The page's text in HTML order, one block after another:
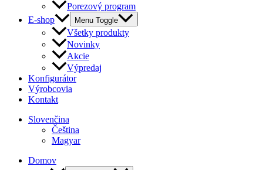
Porezový program
E-shop
Menu Toggle
Všetky produkty
Novinky
Akcie
Výpredaj
Konfigurátor
Výrobcovia
Kontakt
Slovenčina
Čeština
Magyar
Domov